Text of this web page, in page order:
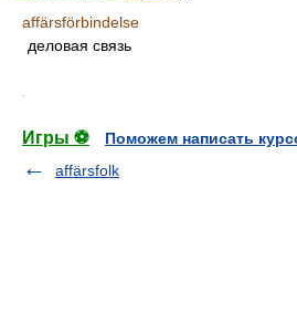
affärsförbindelse
деловая связь
Игры ⚽
Поможем написать
affärsfolk